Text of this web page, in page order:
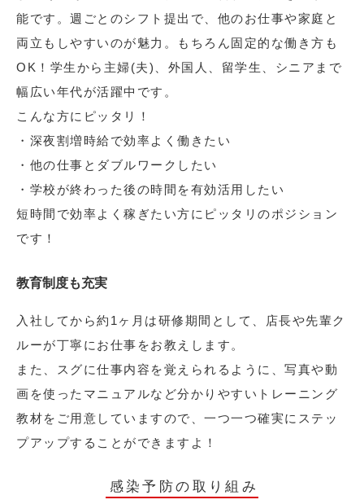
能です。週ごとのシフト提出で、他のお仕事や家庭と
両立もしやすいのが魅力。もちろん固定的な働き方も
OK！学生から主婦(夫)、外国人、留学生、シニアまで
幅広い年代が活躍中です。
こんな方にピッタリ！
・深夜割増時給で効率よく働きたい
・他の仕事とダブルワークしたい
・学校が終わった後の時間を有効活用したい
短時間で効率よく稼ぎたい方にピッタリのポジション
です！
教育制度も充実
入社してから約1ヶ月は研修期間として、店長や先輩ク
ルーが丁寧にお仕事をお教えします。
また、スグに仕事内容を覚えられるように、写真や動
画を使ったマニュアルなど分かりやすいトレーニング
教材をご用意していますので、一つ一つ確実にステッ
プアップすることができますよ！
感染予防の取り組み